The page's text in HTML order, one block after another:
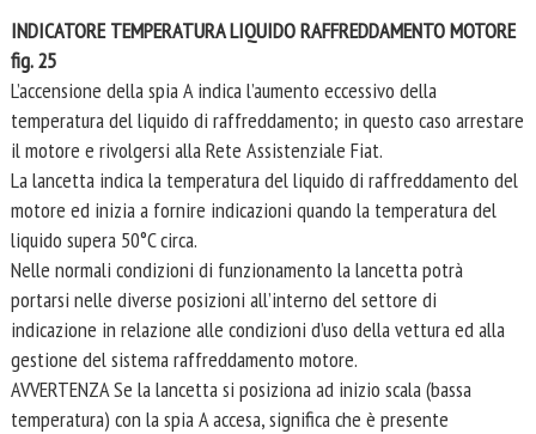
INDICATORE TEMPERATURA LIQUIDO RAFFREDDAMENTO MOTORE
fig. 25
L’accensione della spia A indica l’aumento eccessivo della
temperatura del liquido di raffreddamento; in questo caso arrestare
il motore e rivolgersi alla Rete Assistenziale Fiat.
La lancetta indica la temperatura del liquido di raffreddamento del
motore ed inizia a fornire indicazioni quando la temperatura del
liquido supera 50°C circa.
Nelle normali condizioni di funzionamento la lancetta potrà
portarsi nelle diverse posizioni all’interno del settore di
indicazione in relazione alle condizioni d’uso della vettura ed alla
gestione del sistema raffreddamento motore.
AVVERTENZA Se la lancetta si posiziona ad inizio scala (bassa
temperatura) con la spia A accesa, significa che è presente